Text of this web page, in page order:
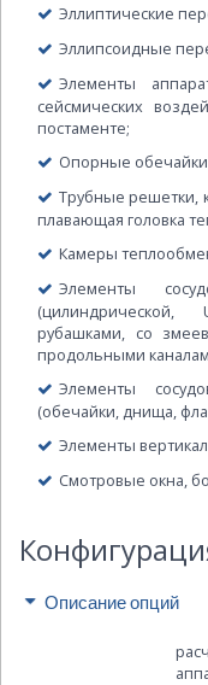
Эллиптические
Эллипсоидные
Элементы
сейсмических
постаменте;
Опорные обечайки
Трубные решетки,
плавающая головка
Камеры
Элементы
(цилиндрической,
рубашками, со
продольными
Элементы
(обечайки, днища,
Элементы
Смотровые окна,
Описание опций